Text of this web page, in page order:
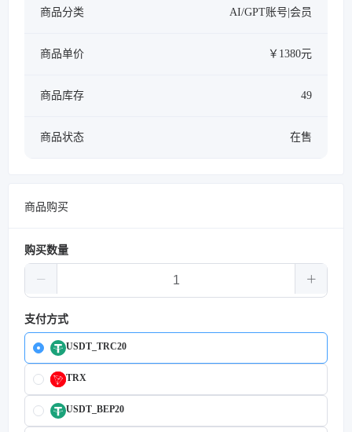
商品分类 AI/GPT账号|会员
商品单价 ￥1380元
商品库存 49
商品状态 在售
商品购买
购买数量
支付方式
USDT_TRC20
TRX
USDT_BEP20